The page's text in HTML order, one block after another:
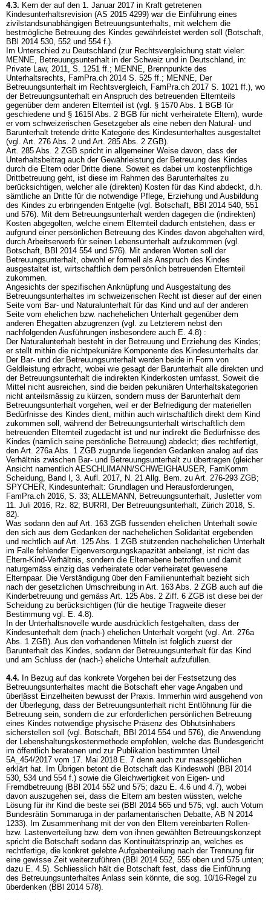
4.3. Kern der auf den 1. Januar 2017 in Kraft getretenen
Kindesunterhaltsrevision (AS 2015 4299) war die Einführung eines
zivilstandsunabhängigen Betreuungsunterhalts, mit welchem die
bestmögliche Betreuung des Kindes gewährleistet werden soll (Botschaft,
BBl 2014 530, 552 und 554 f.).
Im Unterschied zu Deutschland (zur Rechtsvergleichung statt vieler:
MENNE, Betreuungsunterhalt in der Schweiz und in Deutschland, in:
Private Law, 2011, S. 1251 ff.; MENNE, Brennpunkte des
Unterhaltsrechts, FamPra.ch 2014 S. 525 ff.; MENNE, Der
Betreuungsunterhalt im Rechtsvergleich, FamPra.ch 2017 S. 1021 ff.), wo
der Betreuungsunterhalt ein Anspruch des betreuenden Elternteils
gegenüber dem anderen Elternteil ist (vgl. § 1570 Abs. 1 BGB für
geschiedene und § 1615l Abs. 2 BGB für nicht verheiratete Eltern), wurde
er vom schweizerischen Gesetzgeber als eine neben den Natural- und
Barunterhalt tretende dritte Kategorie des Kindesunterhaltes ausgestaltet
(vgl. Art. 276 Abs. 2 und Art. 285 Abs. 2 ZGB).
Art. 285 Abs. 2 ZGB spricht in allgemeiner Weise davon, dass der
Unterhaltsbeitrag auch der Gewährleistung der Betreuung des Kindes
durch die Eltern oder Dritte diene. Soweit es dabei um kostenpflichtige
Drittbetreuung geht, ist diese im Rahmen des Barunterhaltes zu
berücksichtigen, welcher alle (direkten) Kosten für das Kind abdeckt, d.h.
sämtliche an Dritte für die notwendige Pflege, Erziehung und Ausbildung
des Kindes zu erbringenden Entgelte (vgl. Botschaft, BBl 2014 540, 551
und 576). Mit dem Betreuungsunterhalt werden dagegen die (indirekten)
Kosten abgegolten, welche einem Elternteil dadurch entstehen, dass er
aufgrund einer persönlichen Betreuung des Kindes davon abgehalten wird,
durch Arbeitserwerb für seinen Lebensunterhalt aufzukommen (vgl.
Botschaft, BBl 2014 554 und 576). Mit anderen Worten soll der
Betreuungsunterhalt, obwohl er formell als Anspruch des Kindes
ausgestaltet ist, wirtschaftlich dem persönlich betreuenden Elternteil
zukommen.
Angesichts der spezifischen Anknüpfung und Ausgestaltung des
Betreuungsunterhaltes im schweizerischen Recht ist dieser auf der einen
Seite vom Bar- und Naturalunterhalt für das Kind und auf der anderen
Seite vom ehelichen bzw. nachehelichen Unterhalt gegenüber dem
anderen Ehegatten abzugrenzen (vgl. zu Letzterem nebst den
nachfolgenden Ausführungen insbesondere auch E. 4.8) :
Der Naturalunterhalt besteht in der Betreuung und Erziehung des Kindes;
er stellt mithin die nichtpekuniäre Komponente des Kindesunterhalts dar.
Der Bar- und der Betreuungsunterhalt werden beide in Form von
Geldleistung erbracht, wobei wie gesagt der Barunterhalt alle direkten und
der Betreuungsunterhalt die indirekten Kinderkosten umfasst. Soweit die
Mittel nicht ausreichen, sind die beiden pekuniären Unterhaltskategorien
nicht anteilsmässig zu kürzen, sondern muss der Barunterhalt dem
Betreuungsunterhalt vorgehen, weil er der Befriedigung der materiellen
Bedürfnisse des Kindes dient, mithin auch wirtschaftlich direkt dem Kind
zukommen soll, während der Betreuungsunterhalt wirtschaftlich dem
betreuenden Elternteil zugedacht ist und nur indirekt die Bedürfnisse des
Kindes (nämlich seine persönliche Betreuung) abdeckt; dies rechtfertigt,
den Art. 276a Abs. 1 ZGB zugrunde liegenden Gedanken analog auf das
Verhältnis zwischen Bar- und Betreuungsunterhalt zu übertragen (gleicher
Ansicht namentlich AESCHLIMANN/SCHWEIGHAUSER, FamKomm
Scheidung, Band I, 3. Aufl. 2017, N. 21 Allg. Bem. zu Art. 276-293 ZGB;
SPYCHER, Kindesunterhalt: Grundlagen und Herausforderungen,
FamPra.ch 2016, S. 33; ALLEMANN, Betreuungsunterhalt, Jusletter vom
11. Juli 2016, Rz. 82; BURRI, Der Betreuungsunterhalt, Zürich 2018, S.
82).
Was sodann den auf Art. 163 ZGB fussenden ehelichen Unterhalt sowie
den sich aus dem Gedanken der nachehelichen Solidarität ergebenden
und rechtlich auf Art. 125 Abs. 1 ZGB stützenden nachehelichen Unterhalt
im Falle fehlender Eigenversorgungskapazität anbelangt, ist nicht das
Eltern-Kind-Verhältnis, sondern die Elternebene betroffen und damit
naturgemäss einzig das verheiratete oder verheiratet gewesene
Elternpaar. Die Verständigung über den Familienunterhalt bezieht sich
nach der gesetzlichen Umschreibung in Art. 163 Abs. 2 ZGB auch auf die
Kinderbetreuung und gemäss Art. 125 Abs. 2 Ziff. 6 ZGB ist diese bei der
Scheidung zu berücksichtigen (für die heutige Tragweite dieser
Bestimmung vgl. E. 4.8).
In der Unterhaltsnovelle wurde ausdrücklich festgehalten, dass der
Kindesunterhalt dem (nach-) ehelichen Unterhalt vorgeht (vgl. Art. 276a
Abs. 1 ZGB). Aus den vorhandenen Mitteln ist folglich zuerst der
Barunterhalt des Kindes, sodann der Betreuungsunterhalt für das Kind
und am Schluss der (nach-) eheliche Unterhalt aufzufüllen.
4.4. In Bezug auf das konkrete Vorgehen bei der Festsetzung des
Betreuungsunterhaltes macht die Botschaft eher vage Angaben und
überlässt Einzelheiten bewusst der Praxis. Immerhin wird ausgehend von
der Überlegung, dass der Betreuungsunterhalt nicht Entlöhnung für die
Betreuung sein, sondern die zur erforderlichen persönlichen Betreuung
eines Kindes notwendige physische Präsenz des Obhutsinhabers
sicherstellen soll (vgl. Botschaft, BBl 2014 554 und 576), die Anwendung
der Lebenshaltungskostenmethode empfohlen, welche das Bundesgericht
im öffentlich beratenen und zur Publikation bestimmten Urteil
5A_454/2017 vom 17. Mai 2018 E. 7 denn auch zur massgeblichen
erklärt hat. Im Übrigen betont die Botschaft das Kindeswohl (BBl 2014
530, 534 und 554 f.) sowie die Gleichwertigkeit von Eigen- und
Fremdbetreuung (BBl 2014 552 und 575; dazu E. 4.6 und 4.7), wobei
davon auszugehen sei, dass die Eltern am besten wüssten, welche
Lösung für ihr Kind die beste sei (BBl 2014 565 und 575; vgl. auch Votum
Bundesrätin Sommaruga in der parlamentarischen Debatte, AB N 2014
1233). Im Zusammenhang mit der von den Eltern vereinbarten Rollen-
bzw. Lastenverteilung bzw. dem von ihnen gewählten Betreuungskonzept
spricht die Botschaft sodann das Kontinuitätsprinzip an, welches es
rechtfertige, die konkret gelebte Aufgabenteilung nach der Trennung für
eine gewisse Zeit weiterzuführen (BBl 2014 552, 555 oben und 575 unten;
dazu E. 4.5). Schliesslich hält die Botschaft fest, dass die Einführung
des Betreuungsunterhaltes Anlass sein könnte, die sog. 10/16-Regel zu
überdenken (BBl 2014 578).